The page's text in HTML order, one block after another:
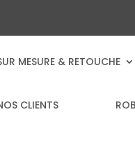
MESURE & RETOUCHE
CLIENTS